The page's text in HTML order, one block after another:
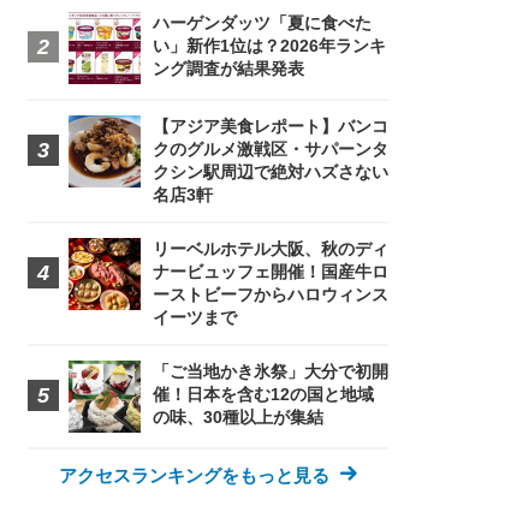
ハーゲンダッツ「夏に食べた
い」新作1位は？2026年ランキ
ング調査が結果発表
【アジア美食レポート】バンコ
クのグルメ激戦区・サパーンタ
クシン駅周辺で絶対ハズさない
名店3軒
リーベルホテル大阪、秋のディ
ナービュッフェ開催！国産牛ロ
ーストビーフからハロウィンス
イーツまで
「ご当地かき氷祭」大分で初開
催！日本を含む12の国と地域
の味、30種以上が集結
アクセスランキングをもっと見る